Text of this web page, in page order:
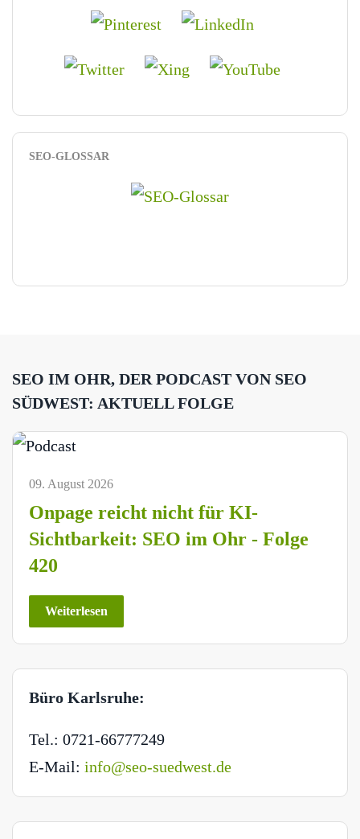
SEO-GLOSSAR
SEO IM OHR, DER PODCAST VON SEO
SÜDWEST: AKTUELL FOLGE
09. August 2026
Onpage reicht nicht für KI-
Sichtbarkeit: SEO im Ohr - Folge
420
Weiterlesen
Büro Karlsruhe:
Tel.: 0721-66777249
E-Mail: info@seo-suedwest.de